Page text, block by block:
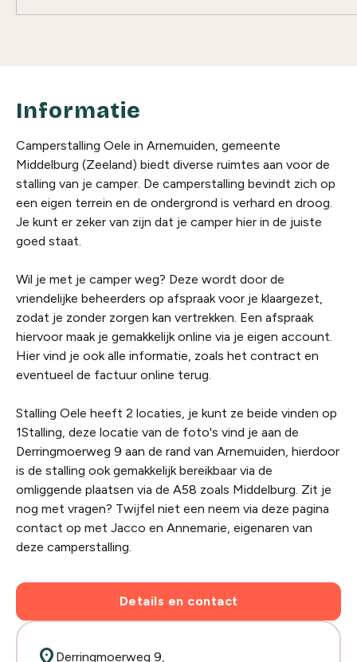
Informatie
Camperstalling Oele in Arnemuiden, gemeente
Middelburg (Zeeland) biedt diverse ruimtes aan voor de
stalling van je camper. De camperstalling bevindt zich op
een eigen terrein en de ondergrond is verhard en droog.
Je kunt er zeker van zijn dat je camper hier in de juiste
goed staat.
Wil je met je camper weg? Deze wordt door de
vriendelijke beheerders op afspraak voor je klaargezet,
zodat je zonder zorgen kan vertrekken. Een afspraak
hiervoor maak je gemakkelijk online via je eigen account.
Hier vind je ook alle informatie, zoals het contract en
eventueel de factuur online terug.
Stalling Oele heeft 2 locaties, je kunt ze beide vinden op
1Stalling, deze locatie van de foto's vind je aan de
Derringmoerweg 9 aan de rand van Arnemuiden, hierdoor
is de stalling ook gemakkelijk bereikbaar via de
omliggende plaatsen via de A58 zoals Middelburg. Zit je
nog met vragen? Twijfel niet een neem via deze pagina
contact op met Jacco en Annemarie, eigenaren van
deze camperstalling.
Details en contact
location_on Derringmoerweg 9,